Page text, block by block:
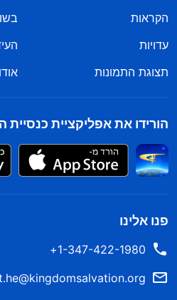
הקראות
עדויות
תצוגת התמונות
הורידו את אפליקציית כנסיית
פנו אלינו
1-347-422-1980+